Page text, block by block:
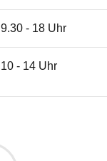
9.30 - 18 Uhr
10 - 14 Uhr